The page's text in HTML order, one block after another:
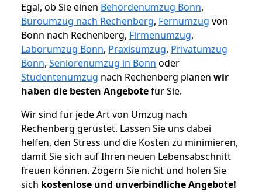
Egal, ob Sie einen Behördenumzug Bonn,
Büroumzug nach Rechenberg, Fernumzug von
Bonn nach Rechenberg, Firmenumzug,
Laborumzug Bonn, Praxisumzug, Privatumzug
Bonn, Seniorenumzug in Bonn oder
Studentenumzug nach Rechenberg planen wir
haben die besten Angebotefür Sie.
Wir sind für jede Art von Umzug nach
Rechenberg gerüstet. Lassen Sie uns dabei
helfen, den Stress und die Kosten zu minimieren,
damit Sie sich auf Ihren neuen Lebensabschnitt
freuen können. Zögern Sie nicht und holen Sie
sich kostenlose und unverbindliche Angebote!